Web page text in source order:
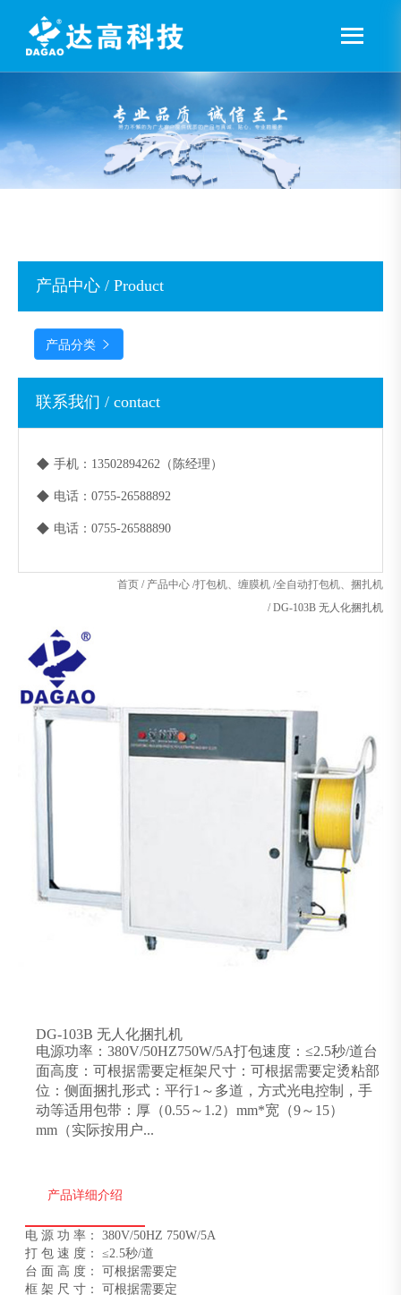
产品中心 / Product
产品分类 
联系我们 / contact
◆ 手机：13502894262（陈经理）
◆ 电话：0755-26588892
◆ 电话：0755-26588890
首页 / 产品中心 /打包机、缠膜机 /全自动打包机、捆扎机
/DG-103B 无人化捆扎机
DG-103B 无人化捆扎机
电源功率：380V/50HZ750W/5A打包速度：≤2.5秒/道台
面高度：可根据需要定框架尺寸：可根据需要定烫粘部
位：侧面捆扎形式：平行1～多道，方式光电控制，手
动等适用包带：厚（0.55～1.2）mm*宽（9～15）
mm（实际按用户...
产品详细介绍
电 源 功 率： 380V/50HZ 750W/5A
打 包 速 度： ≤2.5秒/道
台 面 高 度： 可根据需要定
框 架 尺 寸： 可根据需要定